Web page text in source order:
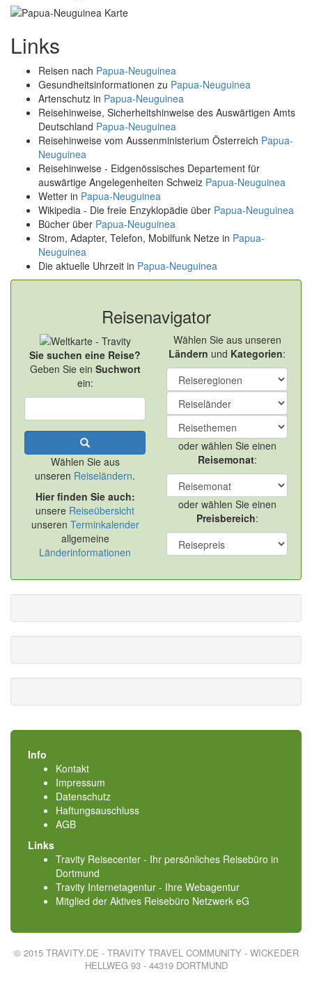
Links
Reisen nach Papua-Neuguinea
Gesundheitsinformationen zu Papua-Neuguinea
Artenschutz in Papua-Neuguinea
Reisehinweise, Sicherheitshinweise des Auswärtigen Amts
Deutschland Papua-Neuguinea
Reisehinweise vom Aussenministerium Österreich Papua-
Neuguinea
Reisehinweise - Eidgenössisches Departement für
auswärtige Angelegenheiten Schweiz Papua-Neuguinea
Wetter in Papua-Neuguinea
Wikipedia - Die freie Enzyklopädie über Papua-Neuguinea
Bücher über Papua-Neuguinea
Strom, Adapter, Telefon, Mobilfunk Netze in Papua-
Neuguinea
Die aktuelle Uhrzeit in Papua-Neuguinea
Reisenavigator
Sie suchen eine Reise?
Geben Sie ein Suchwort
ein:
Wählen Sie aus
unseren Reiseländern.
Hier finden Sie auch:
unsere Reiseübersicht
unseren Terminkalender
allgemeine
Länderinformationen
Wählen Sie aus unseren
Ländern und Kategorien:
oder wählen Sie einen
Reisemonat:
oder wählen Sie einen
Preisbereich:
Info
Kontakt
Impressum
Datenschutz
Haftungsauschluss
AGB
Links
Travity Reisecenter - Ihr persönliches Reisebüro in
Dortmund
Travity Internetagentur - Ihre Webagentur
Mitglied der Aktives Reisebüro Netzwerk eG
© 2015 TRAVITY.DE - TRAVITY TRAVEL COMMUNITY - WICKEDER
HELLWEG 93 - 44319 DORTMUND